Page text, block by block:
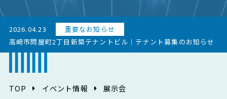
2026.04.23
重要なお知らせ
高崎市問屋町2丁目新築テナントビル｜テナント募集のお知らせ
TOP イベント情報 展示会